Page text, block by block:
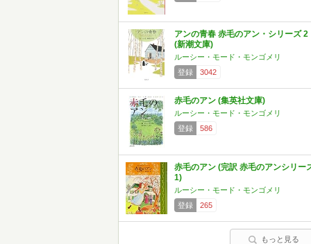
アンの青春 赤毛のアン・シリーズ 2
(新潮文庫)
ルーシー・モード・モンゴメリ
登録
3042
赤毛のアン (集英社文庫)
ルーシー・モード・モンゴメリ
登録
586
赤毛のアン (完訳 赤毛のアンシリー
1)
ルーシー・モード・モンゴメリ
登録
265
もっと見る